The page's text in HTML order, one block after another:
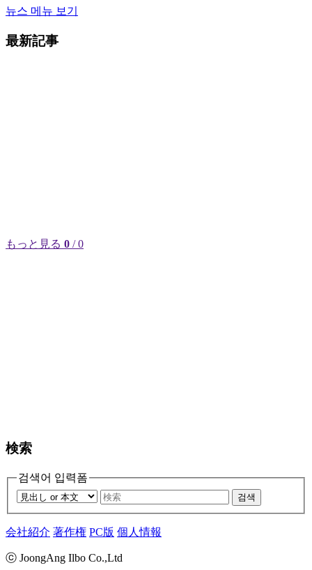
뉴스 메뉴 보기
最新記事
もっと見る 0 / 0
検索
검색어 입력폼
검색
会社紹介 著作権 PC版 個人情報
ⓒ JoongAng Ilbo Co.,Ltd